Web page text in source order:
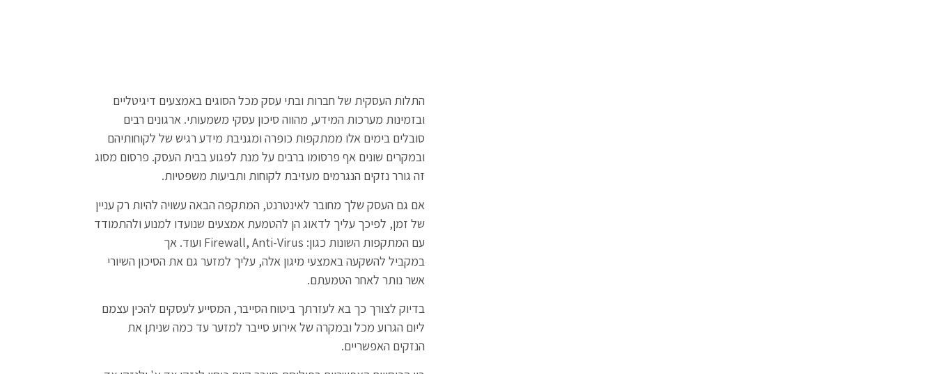
התלות העסקית של חברות ובתי עסק מכל הסוגים באמצעים דיגיטליים
ובזמינות מערכות המידע, מהווה סיכון עסקי משמעותי. ארגונים רבים
סובלים בימים אלו ממתקפות כופרה ומגניבת מידע רגיש של לקוחותיהם
ובמקרים שונים אף פרסומו ברבים על מנת לפגוע בבית העסק. פרסום מסוג
זה גורר נזקים הנגרמים מעזיבת לקוחות ותביעות משפטיות.
אם גם העסק שלך מחובר לאינטרנט, המתקפה הבאה עשויה להיות רק עניין
של זמן, לפיכך עליך לדאוג הן להטמעת אמצעים שנועדו למנוע ולהתמודד
עם המתקפות השונות כגון: Firewall, Anti-Virus ועוד. אך
במקביל להשקעה באמצעי מיגון אלה, עליך למזער גם את הסיכון השיורי
אשר נותר לאחר הטמעתם.
בדיוק לצורך כך בא לעזרתך ביטוח הסייבר, המסייע לעסקים להכין עצמם
ליום הגרוע מכל ובמקרה של אירוע סייבר למזער עד כמה שניתן את
הנזקים האפשריים.